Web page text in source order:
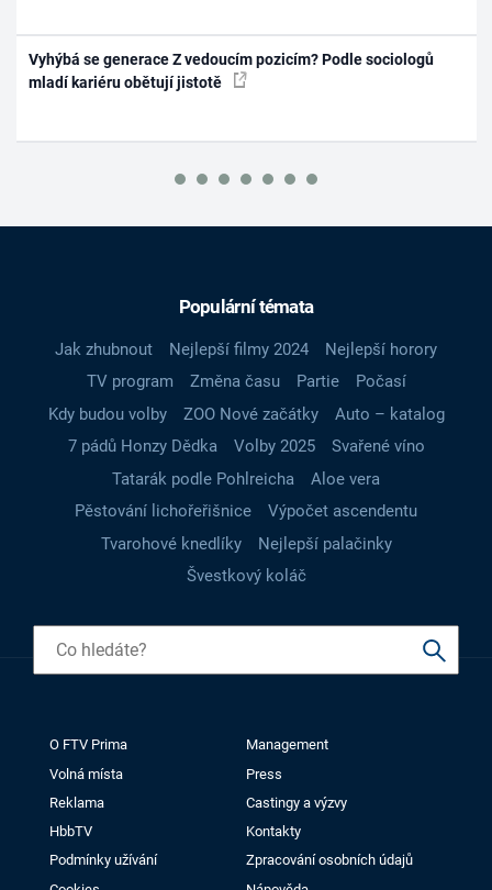
Vyhýbá se generace Z vedoucím pozicím? Podle sociologů
mladí kariéru obětují jistotě
Populární témata
Jak zhubnout Nejlepší filmy 2024
Nejlepší horory
TV program
Změna času Partie
Počasí
Kdy budou volby
ZOO Nové začátky
Auto – katalog
7 pádů Honzy Dědka
Volby 2025
Svařené víno
Tatarák podle Pohlreicha
Aloe vera
Pěstování lichořeřišnice
Výpočet ascendentu
Tvarohové knedlíky
Nejlepší palačinky
Švestkový koláč
O FTV Prima
Management
Volná místa
Press
Reklama
Castingy a výzvy
HbbTV
Kontakty
Podmínky užívání
Zpracování osobních údajů